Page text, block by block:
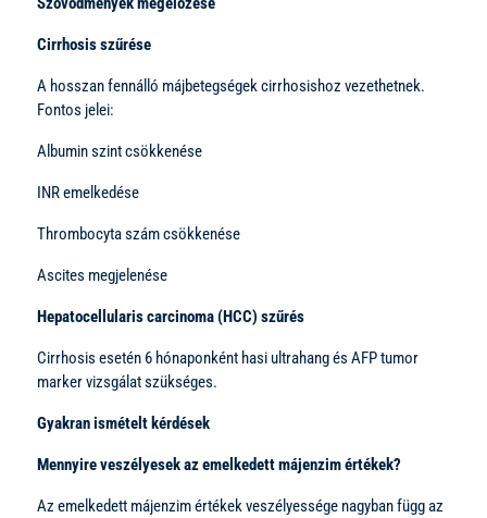
Cirrhosis szűrése
A hosszan fennálló májbetegségek cirrhosishoz vezethetnek.
Fontos jelei:
Albumin szint csökkenése
INR emelkedése
Thrombocyta szám csökkenése
Ascites megjelenése
Hepatocellularis carcinoma (HCC) szűrés
Cirrhosis esetén 6 hónaponként hasi ultrahang és AFP tumor
marker vizsgálat szükséges.
Gyakran ismételt kérdések
Mennyire veszélyesek az emelkedett májenzim értékek?
Az emelkedett májenzim értékek veszélyessége nagyban függ az